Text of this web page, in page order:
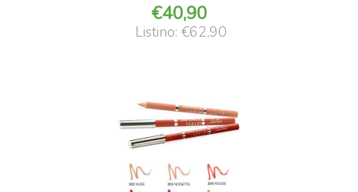
40,90
Listino: €62,90